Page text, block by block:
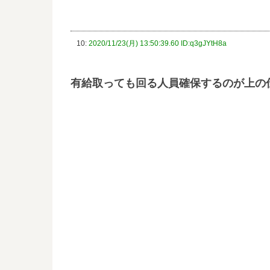
10: 2020/11/23(月) 13:50:39.60 ID:q3gJYtH8a
有給取っても回る人員確保するのが上の